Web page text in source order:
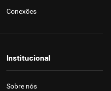
Conexões
Institucional
Sobre nós